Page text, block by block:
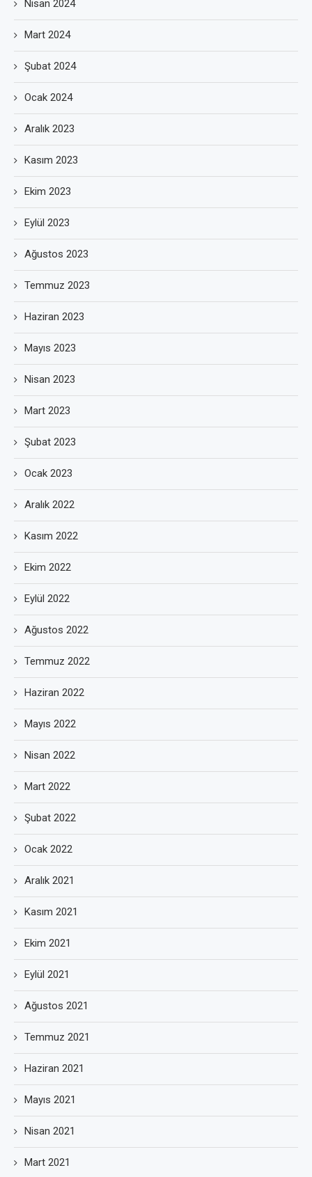
Nisan 2024
Mart 2024
Şubat 2024
Ocak 2024
Aralık 2023
Kasım 2023
Ekim 2023
Eylül 2023
Ağustos 2023
Temmuz 2023
Haziran 2023
Mayıs 2023
Nisan 2023
Mart 2023
Şubat 2023
Ocak 2023
Aralık 2022
Kasım 2022
Ekim 2022
Eylül 2022
Ağustos 2022
Temmuz 2022
Haziran 2022
Mayıs 2022
Nisan 2022
Mart 2022
Şubat 2022
Ocak 2022
Aralık 2021
Kasım 2021
Ekim 2021
Eylül 2021
Ağustos 2021
Temmuz 2021
Haziran 2021
Mayıs 2021
Nisan 2021
Mart 2021